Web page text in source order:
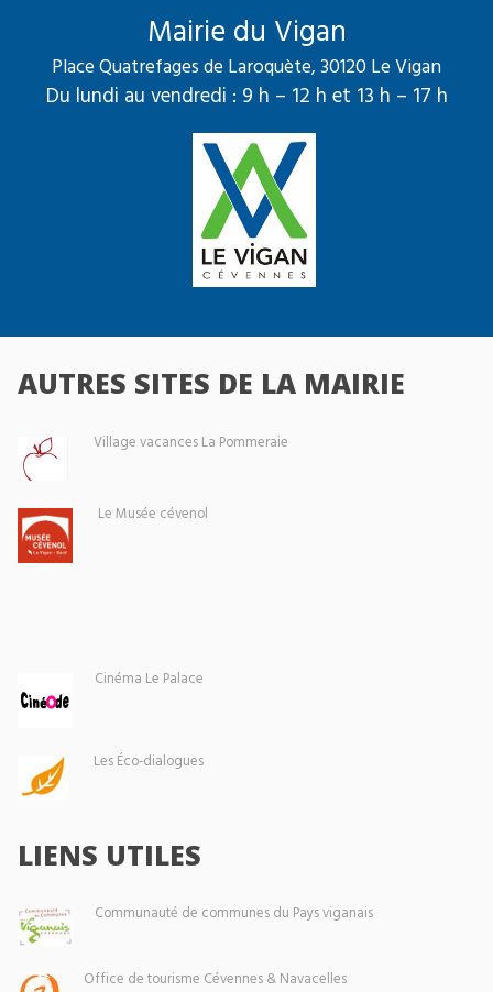
Mairie du Vigan
Place Quatrefages de Laroquète, 30120 Le Vigan
Du lundi au vendredi : 9 h – 12 h et 13 h – 17 h
AUTRES SITES DE LA MAIRIE
Village vacances La Pommeraie
Le Musée cévenol
Cinéma Le Palace
Les Éco-dialogues
LIENS UTILES
Communauté de communes du Pays viganais
Office de tourisme Cévennes & Navacelles